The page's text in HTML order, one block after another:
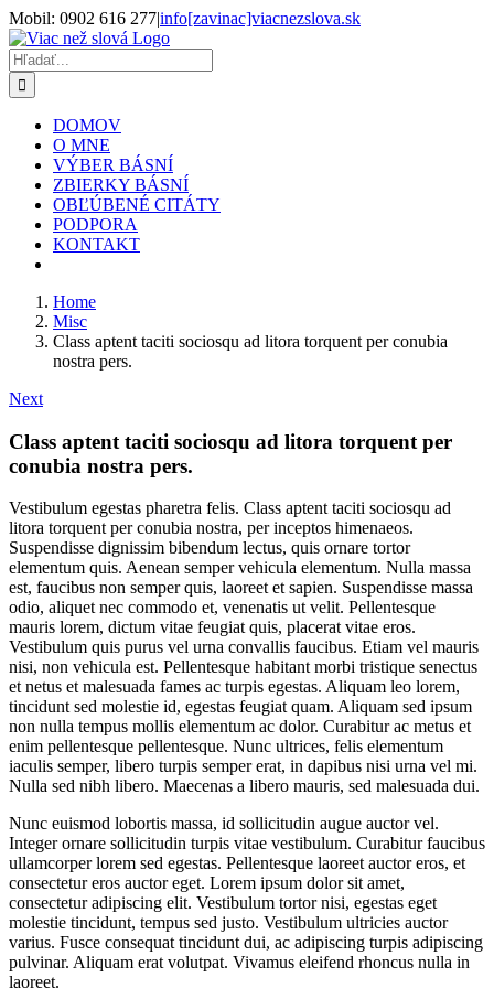
Skip
to
content
Mobil: 0902 616 277|info[zavinac]viacnezslova.sk
Facebook
X
Hľadať:
DOMOV
O MNE
VÝBER BÁSNÍ
ZBIERKY BÁSNÍ
OBĽÚBENÉ CITÁTY
PODPORA
KONTAKT
Home
Misc
Class aptent taciti sociosqu ad litora torquent per conubia
nostra pers.
Next
Class aptent taciti sociosqu ad litora torquent per
conubia nostra pers.
Vestibulum egestas pharetra felis. Class aptent taciti sociosqu ad
litora torquent per conubia nostra, per inceptos himenaeos.
Suspendisse dignissim bibendum lectus, quis ornare tortor
elementum quis. Aenean semper vehicula elementum. Nulla massa
est, faucibus non semper quis, laoreet et sapien. Suspendisse massa
odio, aliquet nec commodo et, venenatis ut velit. Pellentesque
mauris lorem, dictum vitae feugiat quis, placerat vitae eros.
Vestibulum quis purus vel urna convallis faucibus. Etiam vel mauris
nisi, non vehicula est. Pellentesque habitant morbi tristique senectus
et netus et malesuada fames ac turpis egestas. Aliquam leo lorem,
tincidunt sed molestie id, egestas feugiat quam. Aliquam sed ipsum
non nulla tempus mollis elementum ac dolor. Curabitur ac metus et
enim pellentesque pellentesque. Nunc ultrices, felis elementum
iaculis semper, libero turpis semper erat, in dapibus nisi urna vel mi.
Nulla sed nibh libero. Maecenas a libero mauris, sed malesuada dui.
Nunc euismod lobortis massa, id sollicitudin augue auctor vel.
Integer ornare sollicitudin turpis vitae vestibulum. Curabitur faucibus
ullamcorper lorem sed egestas. Pellentesque laoreet auctor eros, et
consectetur eros auctor eget. Lorem ipsum dolor sit amet,
consectetur adipiscing elit. Vestibulum tortor nisi, egestas eget
molestie tincidunt, tempus sed justo. Vestibulum ultricies auctor
varius. Fusce consequat tincidunt dui, ac adipiscing turpis adipiscing
pulvinar. Aliquam erat volutpat. Vivamus eleifend rhoncus nulla in
laoreet.